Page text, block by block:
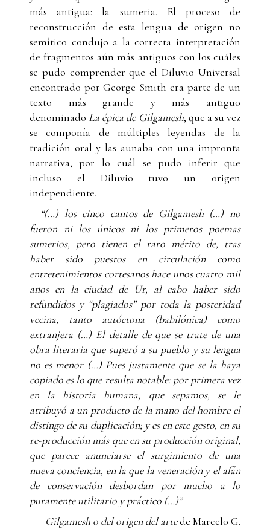
más antigua: la sumeria. El proceso de
reconstrucción de esta lengua de origen no
semítico condujo a la correcta interpretación
de fragmentos aún más antiguos con los cuáles
se pudo comprender que el Diluvio Universal
encontrado por George Smith era parte de un
texto más grande y más antiguo
denominado La épica de Gilgamesh, que a su vez
se componía de múltiples leyendas de la
tradición oral y las aunaba con una impronta
narrativa, por lo cuál se pudo inferir que
incluso el Diluvio tuvo un origen
independiente.
“(…) los cinco cantos de Gilgamesh (…) no
fueron ni los únicos ni los primeros poemas
sumerios, pero tienen el raro mérito de, tras
haber sido puestos en circulación como
entretenimientos cortesanos hace unos cuatro mil
años en la ciudad de Ur, al cabo haber sido
refundidos y “plagiados” por toda la posteridad
vecina, tanto autóctona (babilónica) como
extranjera (…) El detalle de que se trate de una
obra literaria que superó a su pueblo y su lengua
no es menor (…) Pues justamente que se la haya
copiado es lo que resulta notable: por primera vez
en la historia humana, que sepamos, se le
atribuyó a un producto de la mano del hombre el
distingo de su duplicación; y es en este gesto, en su
re-producción más que en su producción original,
que parece anunciarse el surgimiento de una
nueva conciencia, en la que la veneración y el afán
de conservación desbordan por mucho a lo
puramente utilitario y práctico (…)”
Gilgamesh o del origen del artede Marcelo G.